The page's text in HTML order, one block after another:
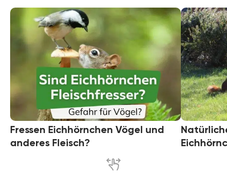
Fressen Eichhörnchen Vögel und
anderes Fleisch?